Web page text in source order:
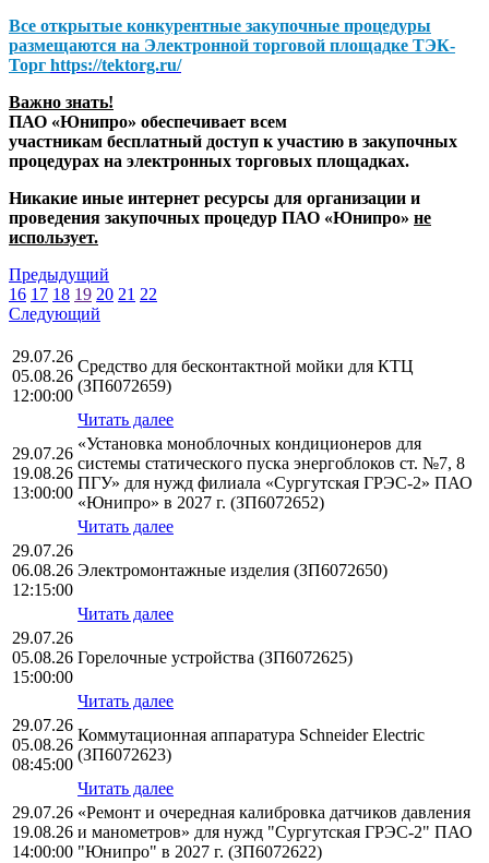
Все открытые конкурентные закупочные процедуры
размещаются на Электронной торговой площадке ТЭК-
Торг https://tektorg.ru/
Важно знать!
ПАО «Юнипро» обеспечивает всем
участникам бесплатный доступ к участию в закупочных
процедурах на электронных торговых площадках.
Никакие иные интернет ресурсы для организации и
проведения закупочных процедур ПАО «Юнипро» не
использует.
Предыдущий
16 17 18 19 20 21 22
Следующий
29.07.26
05.08.26
12:00:00
Средство для бесконтактной мойки для КТЦ
(ЗП6072659)
Читать далее
29.07.26
19.08.26
13:00:00
«Установка моноблочных кондиционеров для
системы статического пуска энергоблоков ст. №7, 8
ПГУ» для нужд филиала «Сургутская ГРЭС-2» ПАО
«Юнипро» в 2027 г. (ЗП6072652)
Читать далее
29.07.26
06.08.26
12:15:00
Электромонтажные изделия (ЗП6072650)
Читать далее
29.07.26
05.08.26
15:00:00
Горелочные устройства (ЗП6072625)
Читать далее
29.07.26
05.08.26
08:45:00
Коммутационная аппаратура Schneider Electric
(ЗП6072623)
Читать далее
29.07.26
19.08.26
14:00:00
«Ремонт и очередная калибровка датчиков давления
и манометров» для нужд "Сургутская ГРЭС-2" ПАО
"Юнипро" в 2027 г. (ЗП6072622)